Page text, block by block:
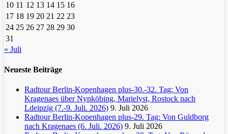
10 11 12 13 14 15 16
17 18 19 20 21 22 23
24 25 26 27 28 29 30
31
« Juli
Neueste Beiträge
Radtour Berlin-Kopenhagen plus-30.-32. Tag: Von
Kragenaes über Nynköbing, Marielyst, Rostock nach
Ldeipzig (7.-9. Juli. 2026) 9. Juli 2026
Radtour Berlin-Kopenhagen plus-29. Tag: Von Guldborg
nach Kragenaes (6. Juli. 2026) 9. Juli 2026